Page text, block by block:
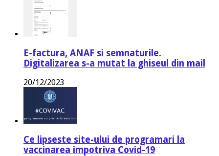
E-factura, ANAF si semnaturile.
Digitalizarea s-a mutat la ghiseul din mail
20/12/2023
Ce lipseste site-ului de programari la
vaccinarea impotriva Covid-19